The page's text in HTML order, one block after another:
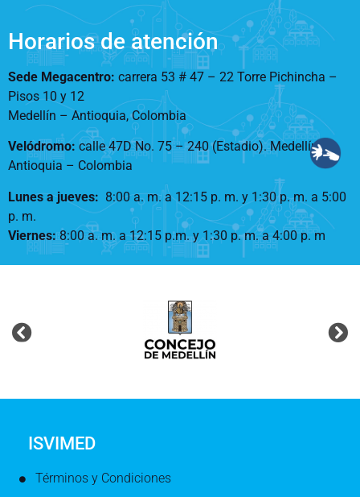
Horarios de atención
Sede Megacentro: carrera 53 # 47 – 22 Torre Pichincha –
Pisos 10 y 12
Medellín – Antioquia, Colombia
Velódromo: calle 47D No. 75 – 240 (Estadio). Medellín –
Antioquia – Colombia
Lunes a jueves: 8:00 a. m. a 12:15 p. m. y 1:30 p. m. a 5:00
p. m.
Viernes:8:00 a. m. a 12:15 p.m. y 1:30 p. m. a 4:00 p. m
ISVIMED
Términos y Condiciones